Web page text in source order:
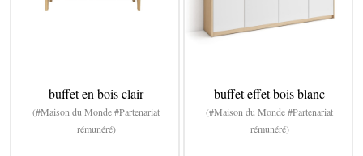
buffet en bois clair
(#Maison du Monde #Partenariat
rémunéré)
buffet effet bois blanc
(#Maison du Monde #Partenariat
rémunéré)